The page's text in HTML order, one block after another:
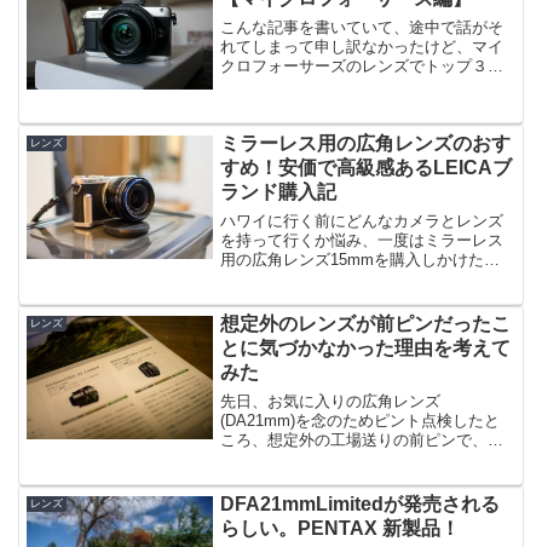
こんな記事を書いていて、途中で話がそ
れてしまって申し訳なかったけど、マイ
クロフォーサーズのレンズでトップ３の
フォーサーズはペンタックスカメラのサ
ブカメラとしての位置づけ...
レンズ
ミラーレス用の広角レンズのおす
すめ！安価で高級感あるLEICAブ
ランド購入記
ハワイに行く前にどんなカメラとレンズ
を持って行くか悩み、一度はミラーレス
用の広角レンズ15mmを購入しかけたけ
入しようと持ち上げといて、よく考えた
らやっぱり要らない」と...
レンズ
想定外のレンズが前ピンだったこ
とに気づかなかった理由を考えて
みた
先日、お気に入りの広角レンズ
(DA21mm)を念のためピント点検したと
ころ、想定外の工場送りの前ピンで、調
た位置より前にピントが合う現象。カメ
ラのPENTAX-KPには...
レンズ
DFA21mmLimitedが発売される
らしい。PENTAX 新製品！